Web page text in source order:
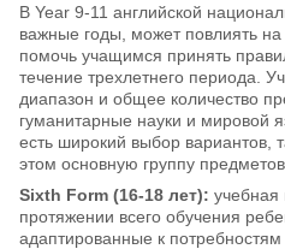
В Year 9-11 английской
важные годы, может повлиять
помочь учащимся принять
течение трехлетнего периода.
диапазон и общее количество
гуманитарные науки и мировой
есть широкий выбор вариантов,
этом основную группу
Sixth Form (16-18 лет): учебная
протяжении всего обучения
адаптированные к